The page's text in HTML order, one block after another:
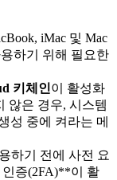
iMac 및 Mac
하기 위해 필요한
키체인이 활성화
않은 경우, 시스템
성 중에 켜라는 메
하기 전에 사전 요
증(2FA)**이 활